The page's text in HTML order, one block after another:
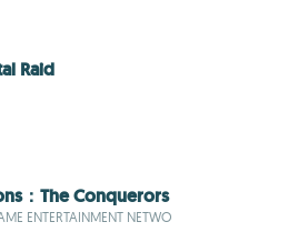
Raid
：The Conquerors
ENTERTAINMENT NETWO